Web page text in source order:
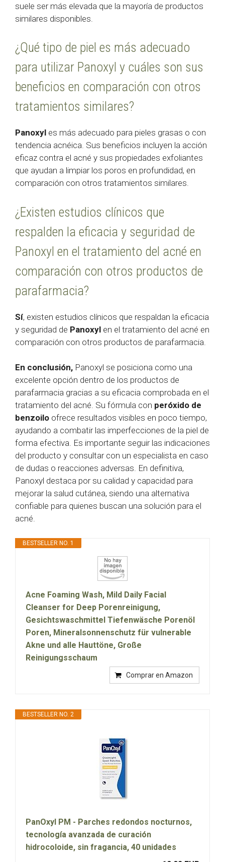
suele ser más elevada que la mayoría de productos
similares disponibles.
¿Qué tipo de piel es más adecuado
para utilizar Panoxyl y cuáles son sus
beneficios en comparación con otros
tratamientos similares?
Panoxyl es más adecuado para pieles grasas o con
tendencia acnéica. Sus beneficios incluyen la acción
eficaz contra el acné y sus propiedades exfoliantes
que ayudan a limpiar los poros en profundidad, en
comparación con otros tratamientos similares.
¿Existen estudios clínicos que
respalden la eficacia y seguridad de
Panoxyl en el tratamiento del acné en
comparación con otros productos de
parafarmacia?
Sí, existen estudios clínicos que respaldan la eficacia
y seguridad de Panoxyl en el tratamiento del acné en
comparación con otros productos de parafarmacia.
En conclusión, Panoxyl se posiciona como una
excelente opción dentro de los productos de
parafarmacia gracias a su eficacia comprobada en el
tratamiento del acné. Su fórmula con peróxido de
benzoilo ofrece resultados visibles en poco tiempo,
ayudando a combatir las imperfecciones de la piel de
forma efectiva. Es importante seguir las indicaciones
del producto y consultar con un especialista en caso
de dudas o reacciones adversas. En definitiva,
Panoxyl destaca por su calidad y capacidad para
mejorar la salud cutánea, siendo una alternativa
confiable para quienes buscan una solución para el
acné.
BESTSELLER NO. 1
Acne Foaming Wash, Mild Daily Facial
Cleanser for Deep Porenreinigung,
Gesichtswaschmittel Tiefenwäsche Porenöl
Poren, Mineralsonnenschutz für vulnerable
Akne und alle Hauttöne, Große
Reinigungsschaum
Comprar en Amazon
BESTSELLER NO. 2
PanOxyl PM - Parches redondos nocturnos,
tecnología avanzada de curación
hidrocoloide, sin fragancia, 40 unidades